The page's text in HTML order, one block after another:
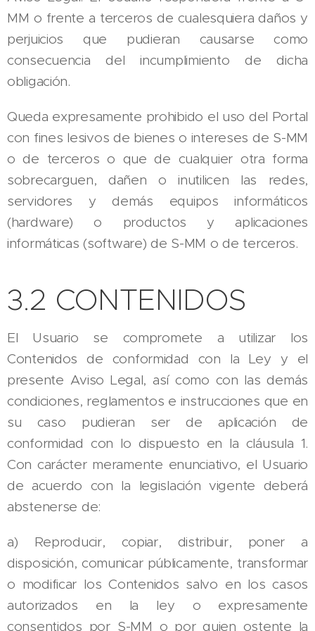
MM o frente a terceros de cualesquiera daños y
perjuicios que pudieran causarse como
consecuencia del incumplimiento de dicha
obligación.
Queda expresamente prohibido el uso del Portal
con fines lesivos de bienes o intereses de S-MM
o de terceros o que de cualquier otra forma
sobrecarguen, dañen o inutilicen las redes,
servidores y demás equipos informáticos
(hardware) o productos y aplicaciones
informáticas (software) de S-MM o de terceros.
3.2 CONTENIDOS
El Usuario se compromete a utilizar los
Contenidos de conformidad con la Ley y el
presente Aviso Legal, así como con las demás
condiciones, reglamentos e instrucciones que en
su caso pudieran ser de aplicación de
conformidad con lo dispuesto en la cláusula 1.
Con carácter meramente enunciativo, el Usuario
de acuerdo con la legislación vigente deberá
abstenerse de:
a) Reproducir, copiar, distribuir, poner a
disposición, comunicar públicamente, transformar
o modificar los Contenidos salvo en los casos
autorizados en la ley o expresamente
consentidos por S-MM o por quien ostente la